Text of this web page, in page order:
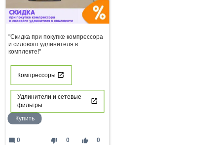
"Скидка при покупке компрессора
и силового удлинителя в
комплекте!"
Компрессоры
Удлинители и сетевые
фильтры
Купить
thumb_down 0 thumb_up 0
mode_comment 0